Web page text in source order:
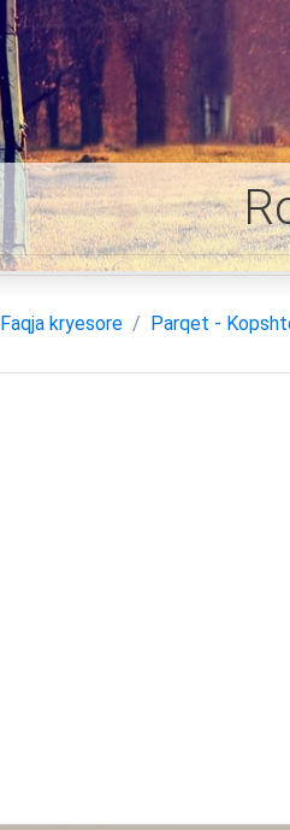
Faqja kryesore Parqet -